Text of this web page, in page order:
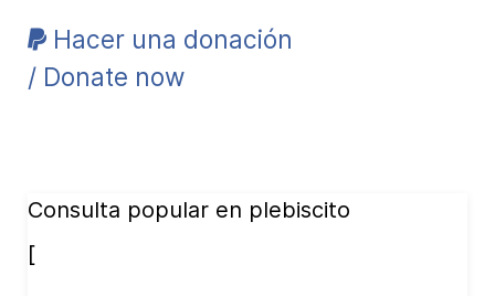
Hacer una donación
/ Donate now
Consulta popular en plebiscito
[